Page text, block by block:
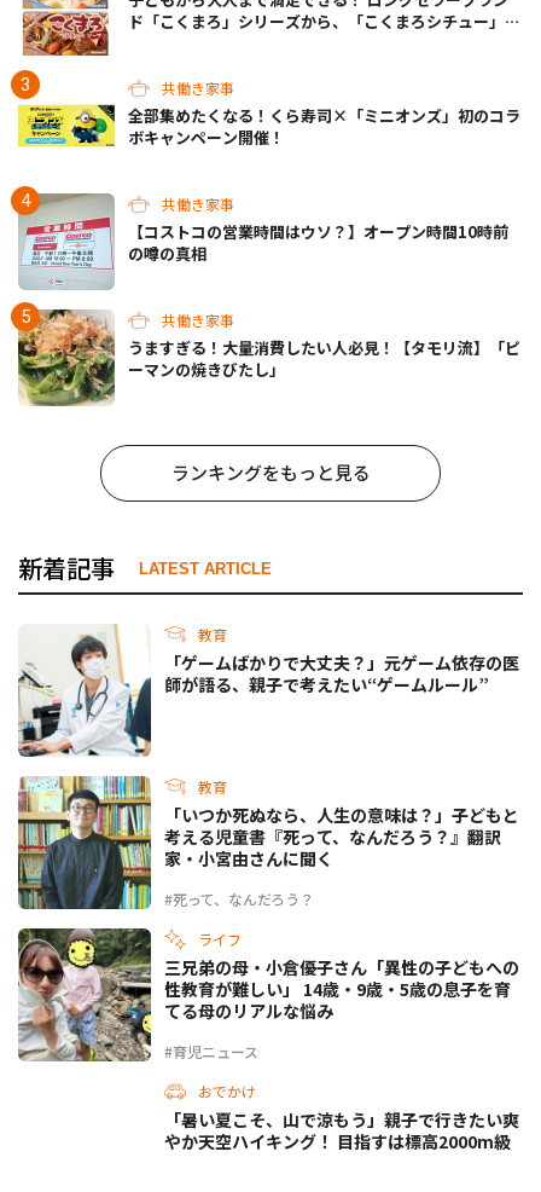
ド「こくまろ」シリーズから、「こくまろシチュー」＜
共働き家事
全部集めたくなる！くら寿司×「ミニオンズ」初のコラ
ボキャンペーン開催！
共働き家事
【コストコの営業時間はウソ？】オープン時間10時前
の噂の真相
共働き家事
うますぎる！大量消費したい人必見！【タモリ流】「ピ
ーマンの焼きびたし」
ランキングをもっと見る
新着記事 LATEST ARTICLE
教育
「ゲームばかりで大丈夫？」元ゲーム依存の医
師が語る、親子で考えたい“ゲームルール”
教育
#死って、なんだろう？
「いつか死ぬなら、人生の意味は？」子どもと
考える児童書『死って、なんだろう？』翻訳
家・小宮由さんに聞く
ライフ
#育児ニュース
三兄弟の母・小倉優子さん「異性の子どもへの
性教育が難しい」 14歳・9歳・5歳の息子を育
てる母のリアルな悩み
おでかけ
「暑い夏こそ、山で涼もう」親子で行きたい爽
やか天空ハイキング！ 目指すは標高2000m級